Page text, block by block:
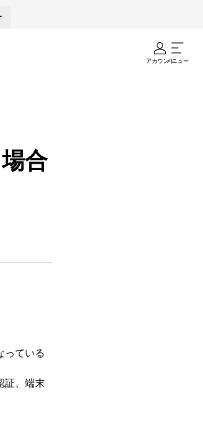
アカウントメニュー
合
っている
証、端末